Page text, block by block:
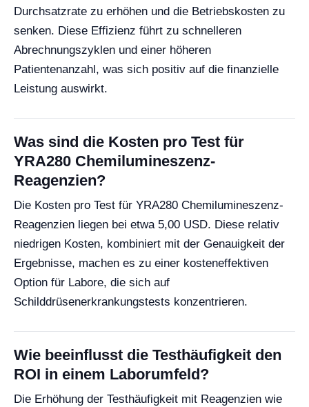
Durchsatzrate zu erhöhen und die Betriebskosten zu
senken. Diese Effizienz führt zu schnelleren
Abrechnungszyklen und einer höheren
Patientenanzahl, was sich positiv auf die finanzielle
Leistung auswirkt.
Was sind die Kosten pro Test für
YRA280 Chemilumineszenz-
Reagenzien?
Die Kosten pro Test für YRA280 Chemilumineszenz-
Reagenzien liegen bei etwa 5,00 USD. Diese relativ
niedrigen Kosten, kombiniert mit der Genauigkeit der
Ergebnisse, machen es zu einer kosteneffektiven
Option für Labore, die sich auf
Schilddrüsenerkrankungstests konzentrieren.
Wie beeinflusst die Testhäufigkeit den
ROI in einem Laborumfeld?
Die Erhöhung der Testhäufigkeit mit Reagenzien wie